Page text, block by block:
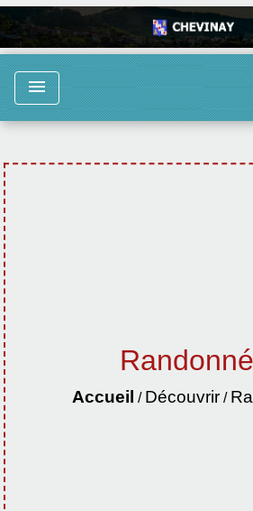
menu
Accueil / Découvrir /